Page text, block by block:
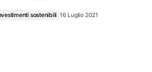
sostenibili 16 Luglio 2021